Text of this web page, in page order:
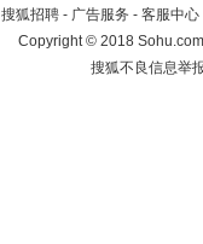
搜狐招聘 - 广告服务 - 客服中心
Copyright©2018
搜狐不良信息举